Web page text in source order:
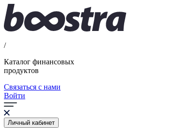
/
Каталог финансовых
продуктов
Связаться с нами
Войти
Личный кабинет